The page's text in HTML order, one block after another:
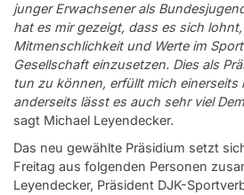
junger Erwachsener als
hat es mir gezeigt, dass es sich
Mitmenschlichkeit und Werte im
Gesellschaft einzusetzen. Dies als
tun zu können, erfüllt mich einerseits
anderseits lässt es auch sehr viel
sagt Michael Leyendecker.
Das neu gewählte Präsidium setzt
Freitag aus folgenden Personen
Leyendecker, Präsident DJK-